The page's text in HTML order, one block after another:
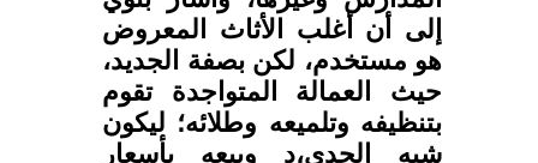
إلى أن أغلب الأثاث المعروض
هو مستخدم، لكن بصفة الجديد،
حيث العمالة المتواجدة تقوم
بتنظيفه وتلميعه وطلائه؛ ليكون
شبه الجدي،د وبيعه بأسعار